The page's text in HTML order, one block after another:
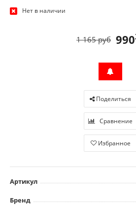
Нет в наличии
990
1 165 руб
Поделиться
Сравнение
Избранное
Артикул
Бренд